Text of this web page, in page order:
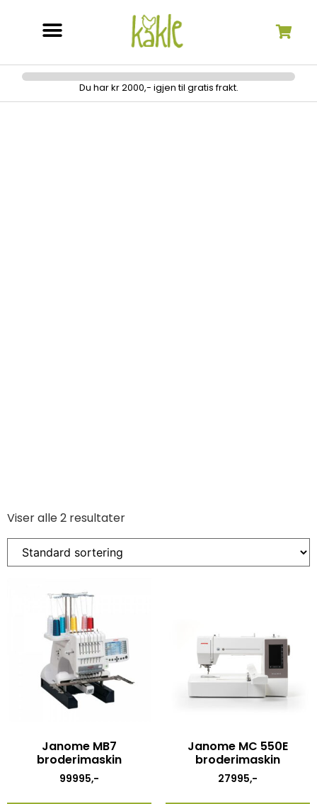
Du har kr 2000,- igjen til gratis frakt.
Viser alle 2 resultater
Janome MB7
broderimaskin
99995,-
Janome MC 550E
broderimaskin
27995,-